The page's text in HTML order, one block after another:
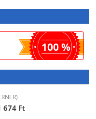
100 %
674 Ft